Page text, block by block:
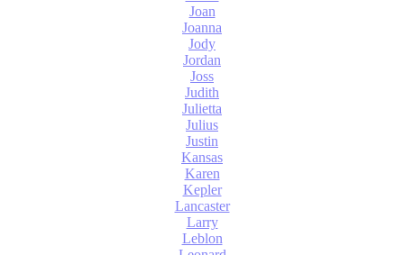
Joan
Joanna
Jody
Jordan
Joss
Judith
Julietta
Julius
Justin
Kansas
Karen
Kepler
Lancaster
Larry
Leblon